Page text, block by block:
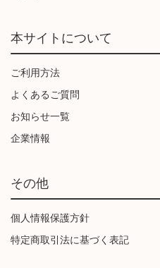
本サイトについて
ご利用方法
よくあるご質問
お知らせ一覧
企業情報
その他
個人情報保護方針
特定商取引法に基づく表記